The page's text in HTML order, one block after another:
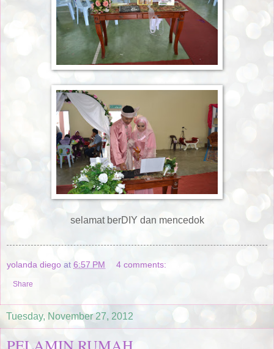
selamat berDIY dan mencedok
yolanda diego at 6:57 PM 4 comments:
Share
Tuesday, November 27, 2012